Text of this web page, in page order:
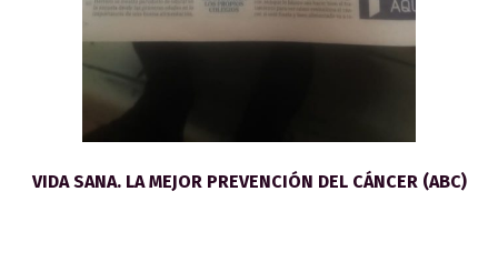
VIDA SANA. LA MEJOR PREVENCIÓN DEL CÁNCER (ABC)